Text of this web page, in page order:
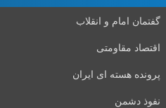
گفتمان امام و انقلاب
اقتصاد مقاومتی
پرونده هسته ای ایران
نفوذ دشمن